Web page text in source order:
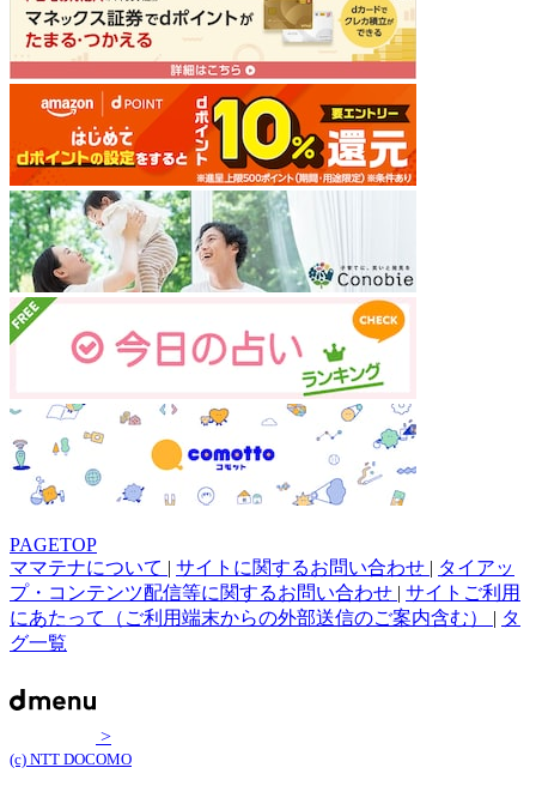
PAGETOP
ママテナについて | サイトに関するお問い合わせ | タイアッ
プ・コンテンツ配信等に関するお問い合わせ | サイトご利用
にあたって（ご利用端末からの外部送信のご案内含む） | タ
グ一覧
>
(c) NTT DOCOMO